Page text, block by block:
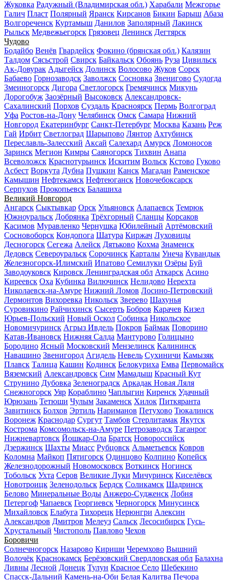
Жуковка Радужный (Владимирская обл.) Харабали Межгорье
Галич Пласт Полярный Яранск Кирсанов Бикин Барыш Абаза
Волгореченск Куртамыш Данилов Заполярный Лакинск
Рыльск Медвежьегорск Грязовец Ленинск Дегтярск
Чудово
Бодайбо Венёв Гвардейск Фокино (брянская обл.) Калязин
Талдом Сясьстрой Свирск Байкальск Обоянь Руза Цивильск
Ак-Довурак Адыгейск Долинск Волосово Жуков Сорск
Бабаево Горнозаводск Заволжск Сосновка Звенигово Судогда
Змеиногорск Дигора Светлогорск Гремячинск Микунь
Дорогобуж Заозёрный Высоковск Александровск-
Сахалинский Порхов Суздаль Красноярск Пермь Волгоград
Уфа Ростов-на-Дону Челябинск Омск Самара Нижний
Новгород Екатеринбург Санкт-Петербург Москва Казань Реж
Гай Ирбит Светлоград Шарыпово Лянтор Ахтубинск
Переславль-Залесский Аксай Салехард Амурск Ломоносов
Заринск Мегион Кимры Саяногорск Тихвин Анапа
Всеволожск Краснотурьинск Искитим Вольск Кстово Гуково
Асбест Воркута Дубна Пушкин Канск Магадан Раменское
Камышин Нефтекамск Нефтеюганск Новочебоксарск
Серпухов Прокопьевск Балашиха
Великий Новгород
Ангарск Сыктывкар Орск Ульяновск Алапаевск Темрюк
Южноуральск Добрянка Трёхгорный Сланцы Корсаков
Касимов Муравленко Чернушка Юбилейный Артёмовский
Сосновоборск Кондопога Шатура Киржач Луховицы
Десногорск Сегежа Алейск Дятьково Кохма Знаменск
Дедовск Североуральск Сорочинск Карталы Унеча Кувандык
Железногорск-Илимский Ипатово Семилуки Озёры Буй
Заводоуковск Кировск Ленинградская обл Аткарск Асино
Киреевск Оха Кубинка Вилючинск Нелидово Нерехта
Николаевск-на-Амуре Нижний Ломов Лосино-Петровский
Лермонтов Вихоревка Никольск Зверево Шахунья
Суровикино Райчихинск Сысерть Бобров Карачев Кизел
Юрьев-Польский Новый Оскол Собинка Никольское
Новомичуринск Агрыз Ивдель Покров Баймак Поворино
Катав-Ивановск Нижняя Салда Мантурово Голицыно
Бородино Ясный Московский Мензелинск Калининск
Навашино Звенигород Агидель Невель Сухиничи Камызяк
Плавск Талица Кашин Кодинск Белокуриха Емва Первомайск
Вяземский Александровск Сим Мамадыш Красный Кут
Струнино Дубовка Зеленоградск Аркадак Новая Ляля
Снежногорск Уяр Кораблино Чаплыгин Киренск Удачный
Юрюзань Тетюши Чулым Закаменск Хилок Питкяранта
Завитинск Болхов Эртиль Нариманов Петухово Тюкалинск
Воронеж Краснодар Сургут Тамбов Стерлитамак Якутск
Кострома Комсомольск-на-Амуре Петрозаводск Таганрог
Нижневартовск Йошкар-Ола Братск Новороссийск
Дзержинск Шахты Миасс Рубцовск Альметьевск Ковров
Коломна Майкоп Пятигорск Одинцово Колпино Копейск
Железнодорожный Новомосковск Воткинск Ногинск
Тобольск Ухта Серов Великие Луки Мичуринск Киселёвск
Новотроицк Зеленодольск Бердск Соликамск Шадринск
Белово Минеральные Воды Анжеро-Судженск Лобня
Петергоф Чапаевск Георгиевск Черногорск Минусинск
Михайловск Елабуга Тихорецк Нерюнгри Алексин
Александров Дмитров Мелеуз Сальск Лесосибирск Гусь-
Хрустальный Чистополь Павлово Чехов
Боровичи
Солнечногорск Назарово Кириши Черемхово Вышний
Волочёк Краснокамск Берёзовский Свердловская обл Балахна
Ливны Лесной Донецк Тулун Красное Село Шебекино
Спасск-Дальний Камень-на-Оби Белая Калитва Печора